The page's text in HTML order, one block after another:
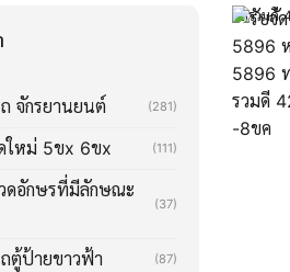
จักรยานยนต์ (281)
ใหม่ 5ขx 6ขx (111)
ดอักษรที่มีลักษณะ
(37)
ตู้ป้ายขาวฟ้า (87)
ผลรวมดี